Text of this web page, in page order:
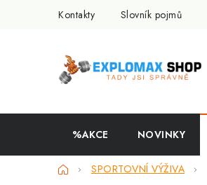
Kontakty Slovník pojmů
%AKCE NOVINKY
DomůSPORTOVNÍ VÝŽIVA